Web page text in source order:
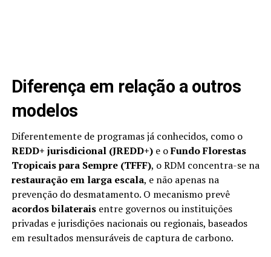
Diferença em relação a outros
modelos
Diferentemente de programas já conhecidos, como o
REDD+ jurisdicional (JREDD+)e oFundo Florestas
Tropicais para Sempre (TFFF), o RDM concentra-se na
restauração em larga escala, e não apenas na
prevenção do desmatamento. O mecanismo prevê
acordos bilateraisentre governos ou instituições
privadas e jurisdições nacionais ou regionais, baseados
em resultados mensuráveis de captura de carbono.